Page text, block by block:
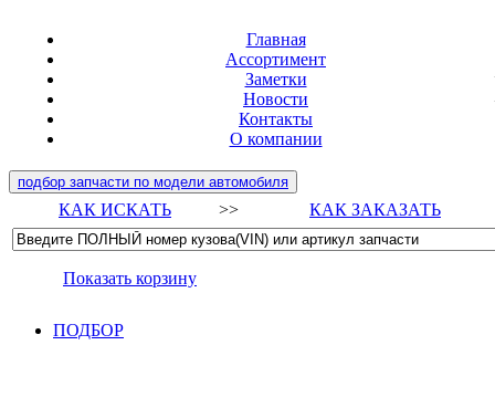
Главная
Ассортимент
Заметки
Новости
Контакты
О компании
подбор запчасти по модели автомобиля
КАК ИСКАТЬ >> КАК ЗАКАЗАТЬ
Показать корзину
ПОДБОР